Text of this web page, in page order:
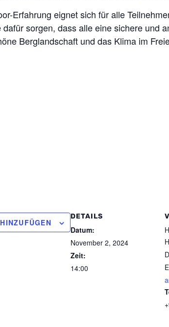
Erfahrung eignet sich für alle
sorgen, dass alle eine sichere und
Berglandschaft und das Klima im
DETAILS
Datum:
November 2, 2024
Zeit:
14:00